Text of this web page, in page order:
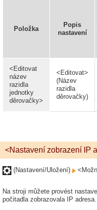
Položka
Popis
nastavení
<Editovat
název
razidla
jednotky
děrovačky>
<Editovat>
(Název
razidla
děrovačky)
<Nastavení zobrazení IP
(Nastavení/Uložení)
Na stroji můžete provést
počitadla zobrazovala IP adresa.